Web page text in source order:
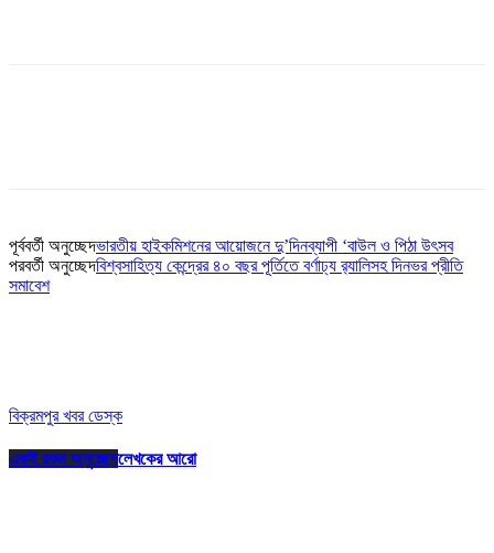
পূর্ববর্তী অনুচ্ছেদভারতীয় হাইকমিশনের আয়োজনে দু’দিনব্যাপী ‘বাউল ও পিঠা উৎসব
পরবর্তী অনুচ্ছেদবিশ্বসাহিত্য কেন্দ্রের ৪০ বছর পূর্তিতে বর্ণাঢ্য র‌্যালিসহ দিনভর প্রীতি
সমাবেশ
বিক্রমপুর খবর ডেস্ক
একই রকম অনুচ্ছেদলেখকের আরো